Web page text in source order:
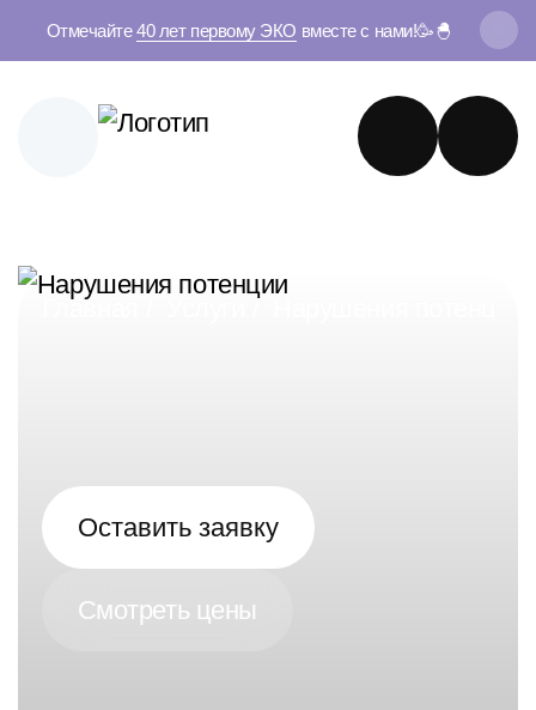
Отмечайте40 лет первому ЭКО вместе с нами!🥳🐣
Главная
Оставить заявку
Смотреть цены